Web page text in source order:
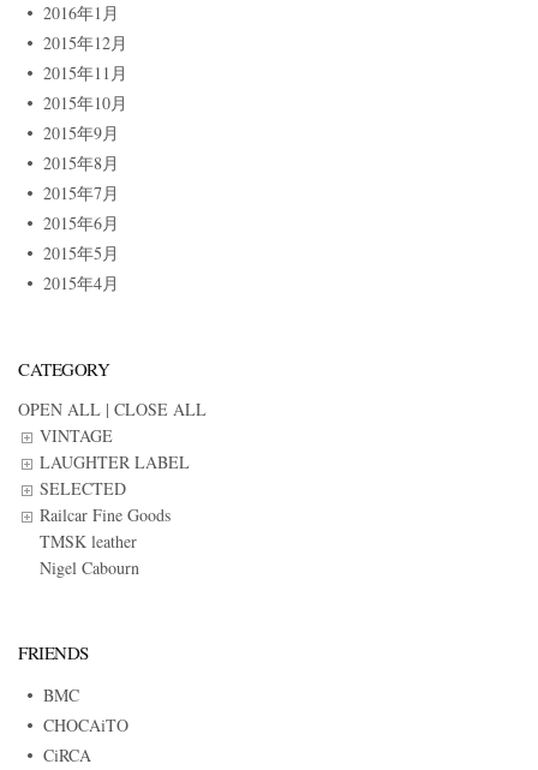
2016年1月
2015年12月
2015年11月
2015年10月
2015年9月
2015年8月
2015年7月
2015年6月
2015年5月
2015年4月
CATEGORY
OPEN ALL | CLOSE ALL
VINTAGE
LAUGHTER LABEL
SELECTED
Railcar Fine Goods
TMSK leather
Nigel Cabourn
FRIENDS
BMC
CHOCAiTO
CiRCA